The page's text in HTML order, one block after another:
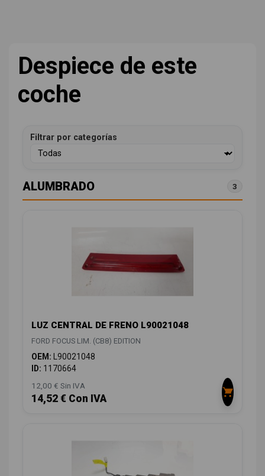
Despiece de este
coche
Filtrar por categorías
ALUMBRADO 3
LUZ CENTRAL DE FRENO L90021048
FORD FOCUS LIM. (CB8) EDITION
OEM: L90021048
ID: 1170664
12,00 € Sin IVA
14,52 € Con IVA